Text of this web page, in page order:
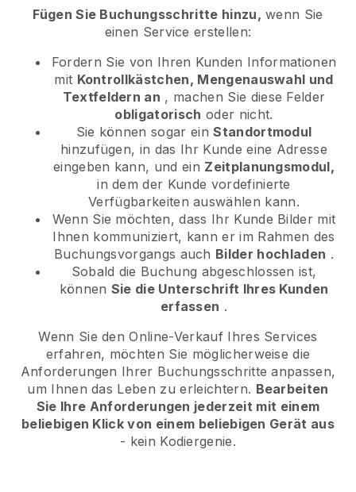
Fügen Sie Buchungsschritte hinzu, wenn Sie
einen Service erstellen:
Fordern Sie von Ihren Kunden Informationen
mit Kontrollkästchen, Mengenauswahl und
Textfeldern an , machen Sie diese Felder
obligatorisch oder nicht.
Sie können sogar einStandortmodul
hinzufügen, in das Ihr Kunde eine Adresse
eingeben kann, und ein Zeitplanungsmodul,
in dem der Kunde vordefinierte
Verfügbarkeiten auswählen kann.
Wenn Sie möchten, dass Ihr Kunde Bilder mit
Ihnen kommuniziert, kann er im Rahmen des
Buchungsvorgangs auch Bilder hochladen .
Sobald die Buchung abgeschlossen ist,
können Sie die Unterschrift Ihres Kunden
erfassen .
Wenn Sie den Online-Verkauf Ihres Services
erfahren, möchten Sie möglicherweise die
Anforderungen Ihrer Buchungsschritte anpassen,
um Ihnen das Leben zu erleichtern. Bearbeiten
Sie Ihre Anforderungen jederzeit mit einem
beliebigen Klick von einem beliebigen Gerät aus
- kein Kodiergenie.